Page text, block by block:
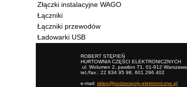
Złączki instalacyjne WAGO
Łączniki
Łączniki przewodów
Ładowarki USB
ROBERT STĘPIEŃ
HURTOWNIA CZĘŚCI ELEKTRONICZNYCH
ul. Wolumen 2, pawilon 71, 01-912 Warszawa
tel./fax.: 22 834 95 98, 601 296 402
e-mail: sklep@podzespoly-elektroniczne.pl